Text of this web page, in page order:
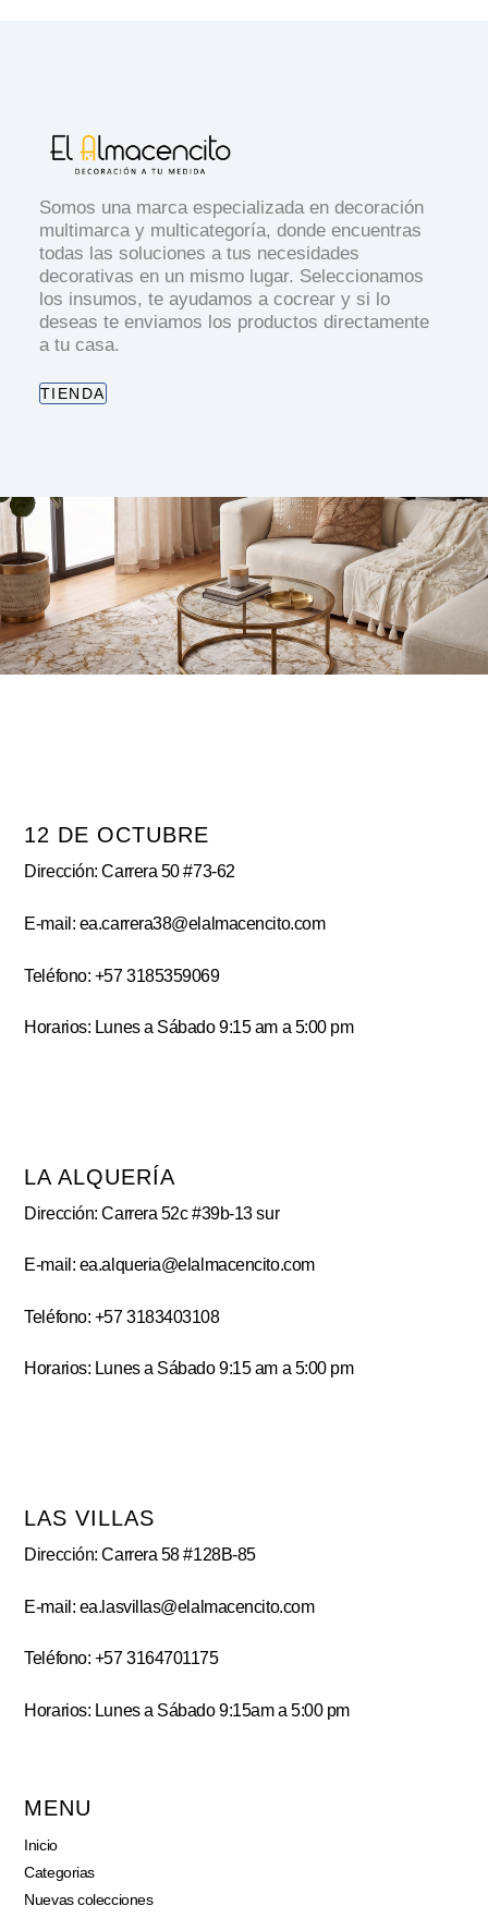
Somos una marca especializada en decoración
multimarca y multicategoría, donde encuentras
todas las soluciones a tus necesidades
decorativas en un mismo lugar. Seleccionamos
los insumos, te ayudamos a cocrear y si lo
deseas te enviamos los productos directamente
a tu casa.
TIENDA
12 DE OCTUBRE
Dirección: Carrera 50 #73-62
E-mail: ea.carrera38@elalmacencito.com
Teléfono: +57 3185359069
Horarios: Lunes a Sábado 9:15 am a 5:00 pm
LA ALQUERÍA
Dirección: Carrera 52c #39b-13 sur
E-mail: ea.alqueria@elalmacencito.com
Teléfono: +57 3183403108
Horarios: Lunes a Sábado 9:15 am a 5:00 pm
LAS VILLAS
Dirección: Carrera 58 #128B-85
E-mail: ea.lasvillas@elalmacencito.com
Teléfono: +57 3164701175
Horarios: Lunes a Sábado 9:15am a 5:00 pm
MENU
Inicio
Categorias
Nuevas colecciones